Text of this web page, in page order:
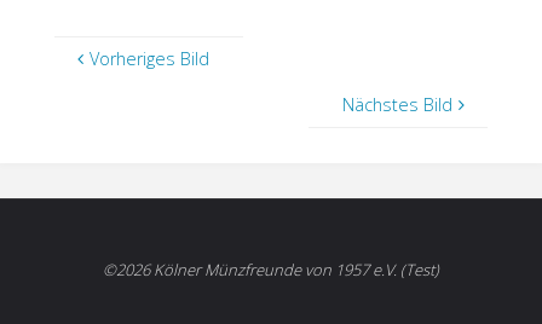
Vorheriges Bild
Nächstes Bild
©2026 Kölner Münzfreunde von 1957 e.V. (Test)